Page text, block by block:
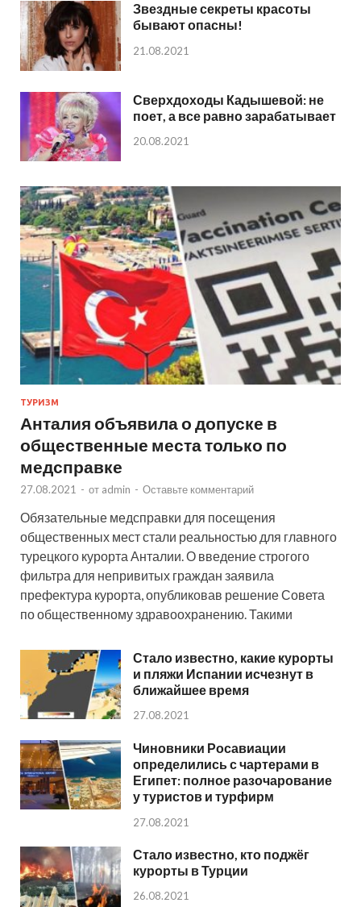
Звездные секреты красоты
бывают опасны!
21.08.2021
Сверхдоходы Кадышевой: не
поет, а все равно зарабатывает
20.08.2021
ТУРИЗМ
Анталия объявила о допуске в
общественные места только по
медсправке
27.08.2021 - от admin - Оставьте комментарий
Обязательные медсправки для посещения
общественных мест стали реальностью для главного
турецкого курорта Анталии. О введение строгого
фильтра для непривитых граждан заявила
префектура курорта, опубликовав решение Совета
по общественному здравоохранению. Такими
Стало известно, какие курорты
и пляжи Испании исчезнут в
ближайшее время
27.08.2021
Чиновники Росавиации
определились с чартерами в
Египет: полное разочарование
у туристов и турфирм
27.08.2021
Стало известно, кто поджёг
курорты в Турции
26.08.2021